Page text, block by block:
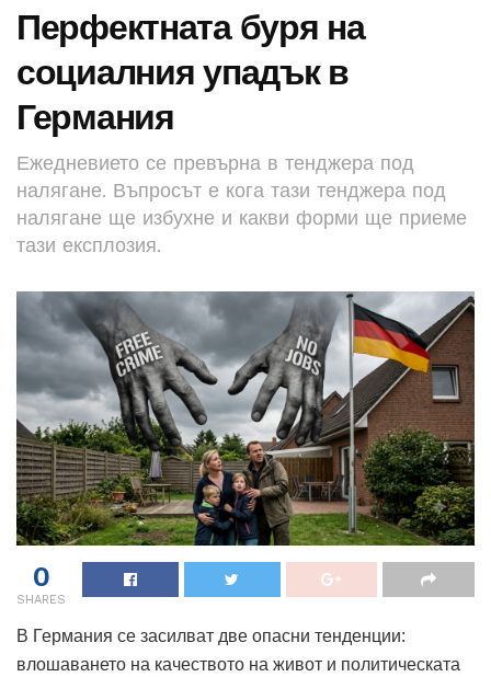
Перфектната буря на
социалния упадък в
Германия
Ежедневието се превърна в тенджера под
налягане. Въпросът е кога тази тенджера под
налягане ще избухне и какви форми ще приеме
тази експлозия.
0
SHARES
В Германия се засилват две опасни тенденции:
влошаването на качеството на живот и политическата